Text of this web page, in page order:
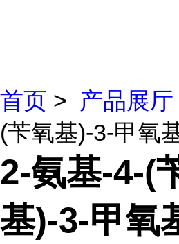
首页 > 产品展厅
(苄氧基)-3-甲氧
2-氨基-4-(
基)-3-甲氧